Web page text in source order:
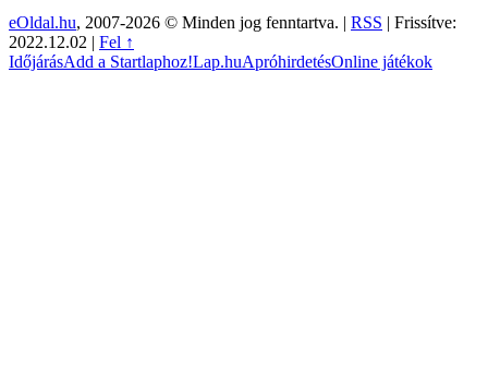
eOldal.hu, 2007-2026 © Minden jog fenntartva. | RSS | Frissítve:
2022.12.02 | Fel ↑
IdőjárásAdd a Startlaphoz!Lap.huApróhirdetésOnline játékok